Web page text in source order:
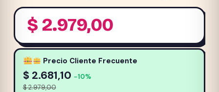
$ 2.979,00
Precio Cliente Frecuente
$ 2.681,10 −10%
$2.979,00